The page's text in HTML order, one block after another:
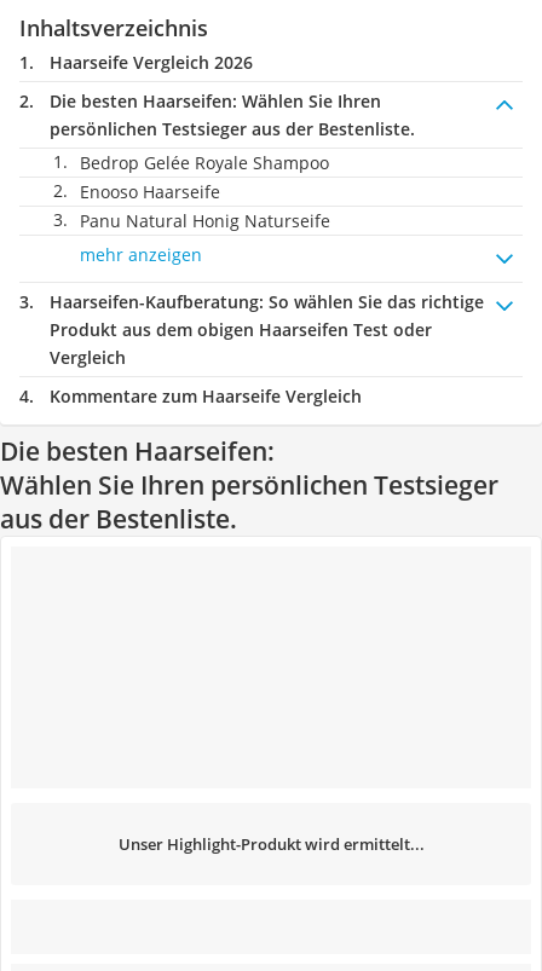
Inhaltsverzeichnis
Haarseife Vergleich 2026
Die besten Haarseifen: Wählen Sie Ihren
persönlichen Testsieger aus der Bestenliste.
Bedrop Gelée Royale Shampoo
Enooso Haarseife
Panu Natural Honig Naturseife
mehr anzeigen
Haarseifen-Kaufberatung: So wählen Sie das richtige
Produkt aus dem obigen Haarseifen Test oder
Vergleich
Kommentare zum Haarseife Vergleich
Die besten Haarseifen:
Wählen Sie Ihren persönlichen Testsieger
aus der Bestenliste.
Unser Highlight-Produkt wird ermittelt...